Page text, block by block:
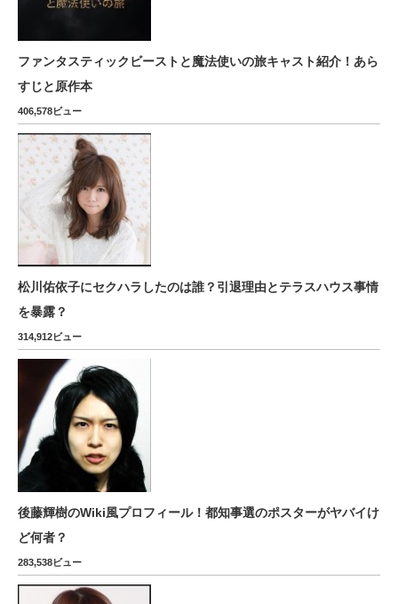
ファンタスティックビーストと魔法使いの旅キャスト紹介！あら
すじと原作本
406,578ビュー
松川佑依子にセクハラしたのは誰？引退理由とテラスハウス事情
を暴露？
314,912ビュー
後藤輝樹のWiki風プロフィール！都知事選のポスターがヤバイけ
ど何者？
283,538ビュー